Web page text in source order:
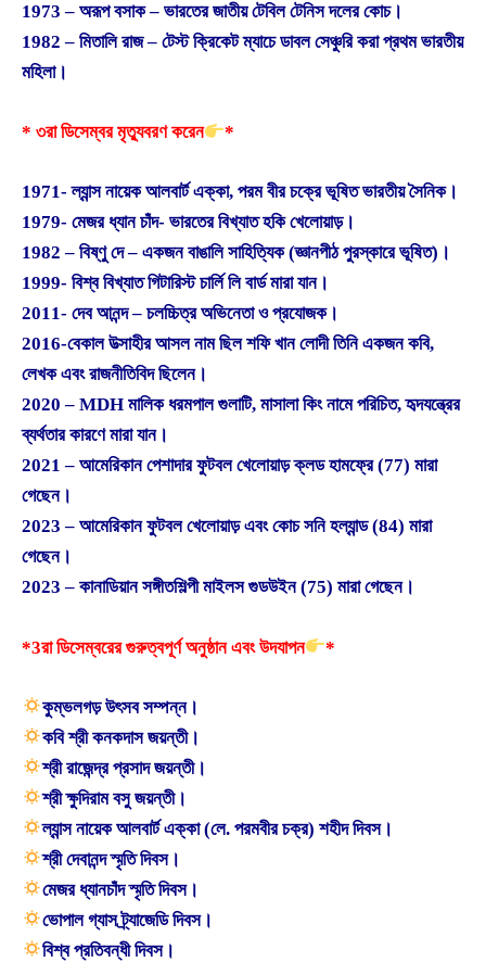
1973 – অরূপ বসাক – ভারতের জাতীয় টেবিল টেনিস দলের কোচ।
1982 – মিতালি রাজ – টেস্ট ক্রিকেট ম্যাচে ডাবল সেঞ্চুরি করা প্রথম ভারতীয়
মহিলা।
* ৩রা ডিসেম্বর মৃত্যুবরণ করেন *
1971- ল্যান্স নায়েক আলবার্ট এক্কা, পরম বীর চক্রে ভূষিত ভারতীয় সৈনিক।
1979- মেজর ধ্যান চাঁদ- ভারতের বিখ্যাত হকি খেলোয়াড়।
1982 – বিষ্ণু দে – একজন বাঙালি সাহিত্যিক (জ্ঞানপীঠ পুরস্কারে ভূষিত)।
1999- বিশ্ব বিখ্যাত গিটারিস্ট চার্লি লি বার্ড মারা যান।
2011- দেব আনন্দ – চলচ্চিত্র অভিনেতা ও প্রযোজক।
2016-বেকাল উত্সাহীর আসল নাম ছিল শফি খান লোদী তিনি একজন কবি,
লেখক এবং রাজনীতিবিদ ছিলেন।
2020 – MDH মালিক ধরমপাল গুলাটি, মাসালা কিং নামে পরিচিত, হৃদযন্ত্রের
ব্যর্থতার কারণে মারা যান।
2021 – আমেরিকান পেশাদার ফুটবল খেলোয়াড় ক্লড হামফ্রে (77) মারা
গেছেন।
2023 – আমেরিকান ফুটবল খেলোয়াড় এবং কোচ সনি হল্যান্ড (84) মারা
গেছেন।
2023 – কানাডিয়ান সঙ্গীতশিল্পী মাইলস গুডউইন (75) মারা গেছেন।
*3রা ডিসেম্বরের গুরুত্বপূর্ণ অনুষ্ঠান এবং উদযাপন *
কুম্ভলগড় উৎসব সম্পন্ন।
কবি শ্রী কনকদাস জয়ন্তী।
শ্রী রাজেন্দ্র প্রসাদ জয়ন্তী।
শ্রী ক্ষুদিরাম বসু জয়ন্তী।
ল্যান্স নায়েক আলবার্ট এক্কা (লে. পরমবীর চক্র) শহীদ দিবস।
শ্রী দেবানন্দ স্মৃতি দিবস।
মেজর ধ্যানচাঁদ স্মৃতি দিবস।
ভোপাল গ্যাস ট্র্যাজেডি দিবস।
বিশ্ব প্রতিবন্ধী দিবস।